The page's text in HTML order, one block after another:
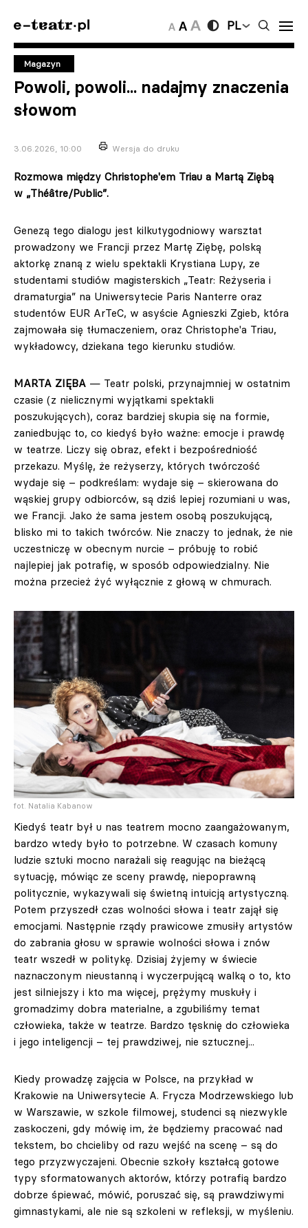
PL
Magazyn
Powoli, powoli... nadajmy znaczenia
słowom
3.06.2026, 10:00 Wersja do druku
Rozmowa między Christophe'em Triau a Martą Ziębą
w „Théâtre/Public”.
Genezą tego dialogu jest kilkutygodniowy warsztat
prowadzony we Francji przez Martę Ziębę, polską
aktorkę znaną z wielu spektakli Krystiana Lupy, ze
studentami studiów magisterskich „Teatr: Reżyseria i
dramaturgia” na Uniwersytecie Paris Nanterre oraz
studentów EUR ArTeC, w asyście Agnieszki Zgieb, która
zajmowała się tłumaczeniem, oraz Christophe'a Triau,
wykładowcy, dziekana tego kierunku studiów.
MARTA ZIĘBA — Teatr polski, przynajmniej w ostatnim
czasie (z nielicznymi wyjątkami spektakli
poszukujących), coraz bardziej skupia się na formie,
zaniedbując to, co kiedyś było ważne: emocje i prawdę
w teatrze. Liczy się obraz, efekt i bezpośredniość
przekazu. Myślę, że reżyserzy, których twórczość
wydaje się – podkreślam: wydaje się – skierowana do
wąskiej grupy odbiorców, są dziś lepiej rozumiani u was,
we Francji. Jako że sama jestem osobą poszukującą,
blisko mi to takich twórców. Nie znaczy to jednak, że nie
uczestniczę w obecnym nurcie – próbuję to robić
najlepiej jak potrafię, w sposób odpowiedzialny. Nie
można przecież żyć wyłącznie z głową w chmurach.
fot. Natalia Kabanow
Kiedyś teatr był u nas teatrem mocno zaangażowanym,
bardzo wtedy było to potrzebne. W czasach komuny
ludzie sztuki mocno narażali się reagując na bieżącą
sytuację, mówiąc ze sceny prawdę, niepoprawną
politycznie, wykazywali się świetną intuicją artystyczną.
Potem przyszedł czas wolności słowa i teatr zajął się
emocjami. Następnie rządy prawicowe zmusiły artystów
do zabrania głosu w sprawie wolności słowa i znów
teatr wszedł w politykę. Dzisiaj żyjemy w świecie
naznaczonym nieustanną i wyczerpującą walką o to, kto
jest silniejszy i kto ma więcej, prężymy muskuły i
gromadzimy dobra materialne, a zgubiliśmy temat
człowieka, także w teatrze. Bardzo tęsknię do człowieka
i jego inteligencji – tej prawdziwej, nie sztucznej...
Kiedy prowadzę zajęcia w Polsce, na przykład w
Krakowie na Uniwersytecie A. Frycza Modrzewskiego lub
w Warszawie, w szkole filmowej, studenci są niezwykle
zaskoczeni, gdy mówię im, że będziemy pracować nad
tekstem, bo chcieliby od razu wejść na scenę – są do
tego przyzwyczajeni. Obecnie szkoły kształcą gotowe
typy sformatowanych aktorów, którzy potrafią bardzo
dobrze śpiewać, mówić, poruszać się, są prawdziwymi
gimnastykami, ale nie są szkoleni w refleksji, w myśleniu.